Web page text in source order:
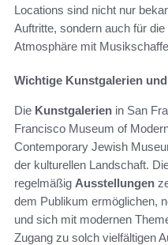
Locations sind nicht nur
Auftritte, sondern auch für
Atmosphäre mit
Wichtige Kunstgalerien
Die Kunstgalerien in San
Francisco Museum of
Contemporary Jewish
der kulturellen Landschaft.
regelmäßig Ausstellungen
dem Publikum ermöglichen,
und sich mit modernen
Zugang zu solch vielfältigen